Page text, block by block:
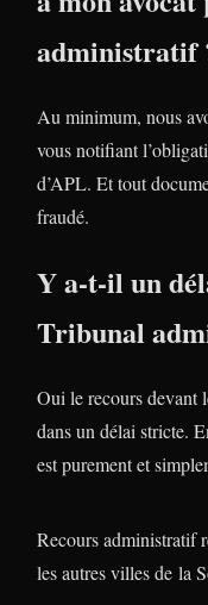
administratif
Au minimum, nous
vous notifiant
d’APL. Et tout
fraudé.
Y a-t-il un
Tribunal
Oui le recours devant
dans un délai stricte.
est purement et
Recours administratif
les autres villes de la